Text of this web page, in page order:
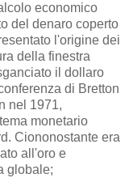
economico
del denaro coperto
l'origine dei
della finestra
il dollaro
di Bretton
nel 1971,
monetario
Ciononostante era
all'oro e
globale;